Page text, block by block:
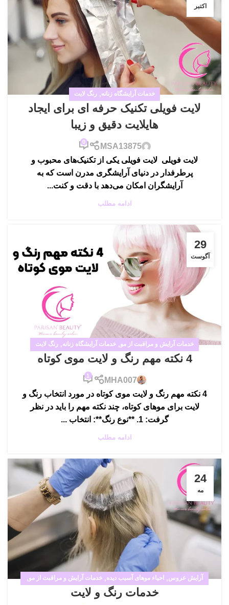
اکتبر
خدمات آرایشگاه زنانه, رنگ لایت
لایت فویلی تکنیک حرفه ای برای ایجاد
هایلایت‌ دقیق و زیبا
MSA13875
0
لایت فویلی لایت فویلی یکی از تکنیک‌های محبوب و
پرطرفدار در دنیای آرایشگری مدرن است که به
آرایشگران امکان می‌دهد با دقت و کنت...
ادامه مطلب
29
آگوست
خدمات آرایش و مراقبت از مو, خدمات آرایشگاه زنانه, رنگ لایت
4 نکته مهم رنگ و لایت موی کوتاه
MHA007
1
4 نکته مهم رنگ و لایت موی کوتاه در مورد انتخاب رنگ و
لایت برای موهای کوتاه، چند نکته مهم را باید در نظر
گرفت: 1. **نوع رنگ**: انتخاب ...
ادامه مطلب
24
مه
آرایش عروس,احیاء موهای آسیب دیده,خدمات آرایش و مراقبت از مو,
خدمات آرایشگاه زنانه ,رنگ لایت
خدمات رنگ و لایت